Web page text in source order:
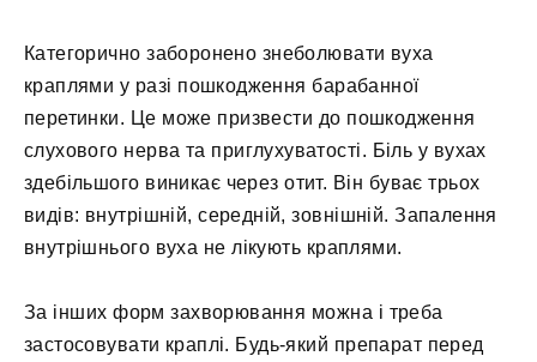
Категорично заборонено знеболювати вуха
краплями у разі пошкодження барабанної
перетинки. Це може призвести до пошкодження
слухового нерва та приглухуватості. Біль у вухах
здебільшого виникає через отит. Він буває трьох
видів: внутрішній, середній, зовнішній. Запалення
внутрішнього вуха не лікують краплями.
За інших форм захворювання можна і треба
застосовувати краплі. Будь-який препарат перед